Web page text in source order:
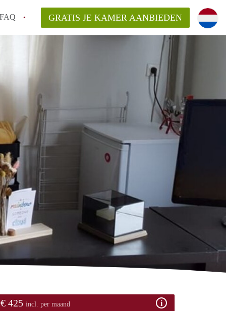
FAQ
op een Kamer in Maastricht?
bemiddelingsvergoeding?
GRATIS JE KAMER AANBIEDEN
€ 425 incl. per maand